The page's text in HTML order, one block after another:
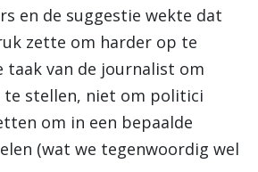
en de suggestie wekte dat
zette om harder op te
taak van de journalist om
te stellen, niet om politici
om in een bepaalde
(wat we tegenwoordig wel